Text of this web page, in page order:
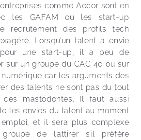
comme Accor sont en
les GAFAM ou les start-up
recrutement des profils tech
Lorsqu’un talent a envie
pour une start-up, il a peu de
sur un groupe du CAC 40 ou sur
car les arguments des
des talents ne sont pas du tout
mastodontes. Il faut aussi
les envies du talent au moment
et il sera plus complexe
de l’attirer s’il préfère